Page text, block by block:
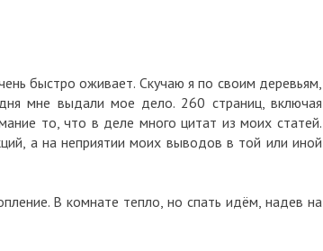
быстро оживает. Скучаю я по своим деревьям,
мне выдали мое дело. 260 страниц, включая
то, что в деле много цитат из моих статей.
а на неприятии моих выводов в той или иной
В комнате тепло, но спать идём, надев на